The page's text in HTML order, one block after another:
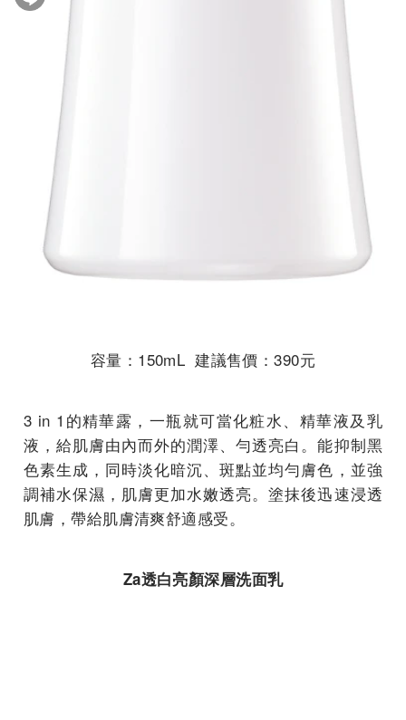
容量：150mL 建議售價：390元
3 in 1的精華露，一瓶就可當化粧水、精華液及乳
液，給肌膚由內而外的潤澤、勻透亮白。能抑制黑
色素生成，同時淡化暗沉、斑點並均勻膚色，並強
調補水保濕，肌膚更加水嫩透亮。塗抹後迅速浸透
肌膚，帶給肌膚清爽舒適感受。
Za透白亮顏深層洗面乳